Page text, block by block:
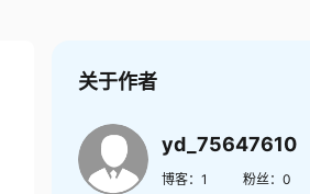
关于作者
yd_75647610
博客： 1 粉丝： 0